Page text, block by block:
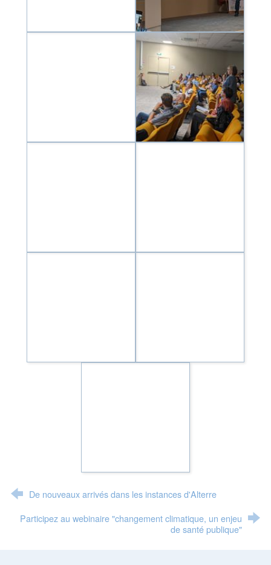
De nouveaux arrivés dans les instances d'Alterre
Participez au webinaire "changement climatique, un enjeu
de santé publique"